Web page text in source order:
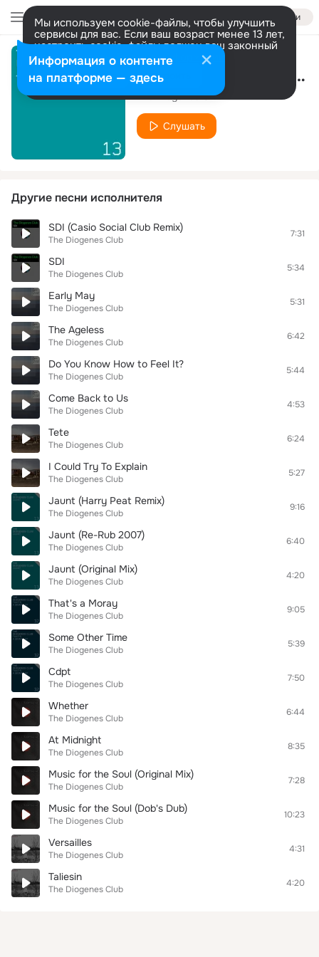
Войти
Мы используем cookie-файлы, чтобы улучшить
сервисы для вас. Если ваш возраст менее 13 лет,
настроить cookie-файлы должен ваш законный
представитель. Больше информации
Разрешить все Настроить Jaunt (Mazi & Joshua Collins Remix)
The Diogenes Club
Слушать
Другие песни исполнителя
SDI (Casio Social Club Remix)
The Diogenes Club
7:31
SDI
The Diogenes Club
5:34
Early May
The Diogenes Club
5:31
The Ageless
The Diogenes Club
6:42
Do You Know How to Feel It?
The Diogenes Club
5:44
Come Back to Us
The Diogenes Club
4:53
Tete
The Diogenes Club
6:24
I Could Try To Explain
The Diogenes Club
5:27
Jaunt (Harry Peat Remix)
The Diogenes Club
9:16
Jaunt (Re-Rub 2007)
The Diogenes Club
6:40
Jaunt (Original Mix)
The Diogenes Club
4:20
That's a Moray
The Diogenes Club
9:05
Some Other Time
The Diogenes Club
5:39
Cdpt
The Diogenes Club
7:50
Whether
The Diogenes Club
6:44
At Midnight
The Diogenes Club
8:35
Music for the Soul (Original Mix)
The Diogenes Club
7:28
Music for the Soul (Dob's Dub)
The Diogenes Club
10:23
Versailles
The Diogenes Club
4:31
Taliesin
The Diogenes Club
4:20
Информация о контенте
на платформе — здесь